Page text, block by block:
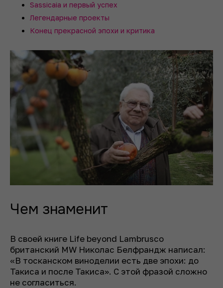
Sassicaia и первый успех
Легендарные проекты
Конец прекрасной эпохи и критика
Чем знаменит
В своей книге Life beyond Lambrusco
британский MW Николас Белфрандж написал:
«В тосканском виноделии есть две эпохи: до
Такиса и после Такиса». С этой фразой сложно
не согласиться.